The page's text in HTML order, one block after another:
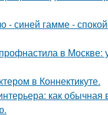
- синей гамме -
в Москве:
в Коннектикуте.
как обычная